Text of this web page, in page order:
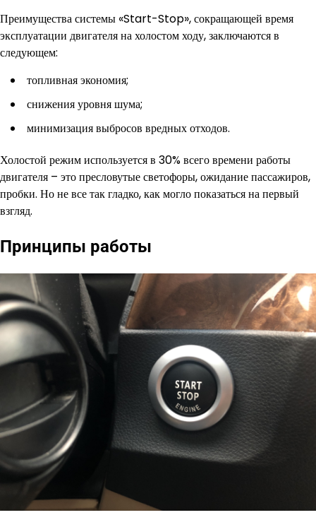
Преимущества системы «Start-Stop», сокращающей время
эксплуатации двигателя на холостом ходу, заключаются в
следующем:
топливная экономия;
снижения уровня шума;
минимизация выбросов вредных отходов.
Холостой режим используется в 30% всего времени работы
двигателя – это пресловутые светофоры, ожидание пассажиров,
пробки. Но не все так гладко, как могло показаться на первый
взгляд.
Принципы работы